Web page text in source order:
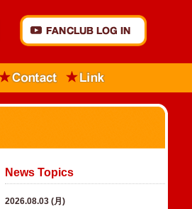
News Topics
2026.08.03 (月)